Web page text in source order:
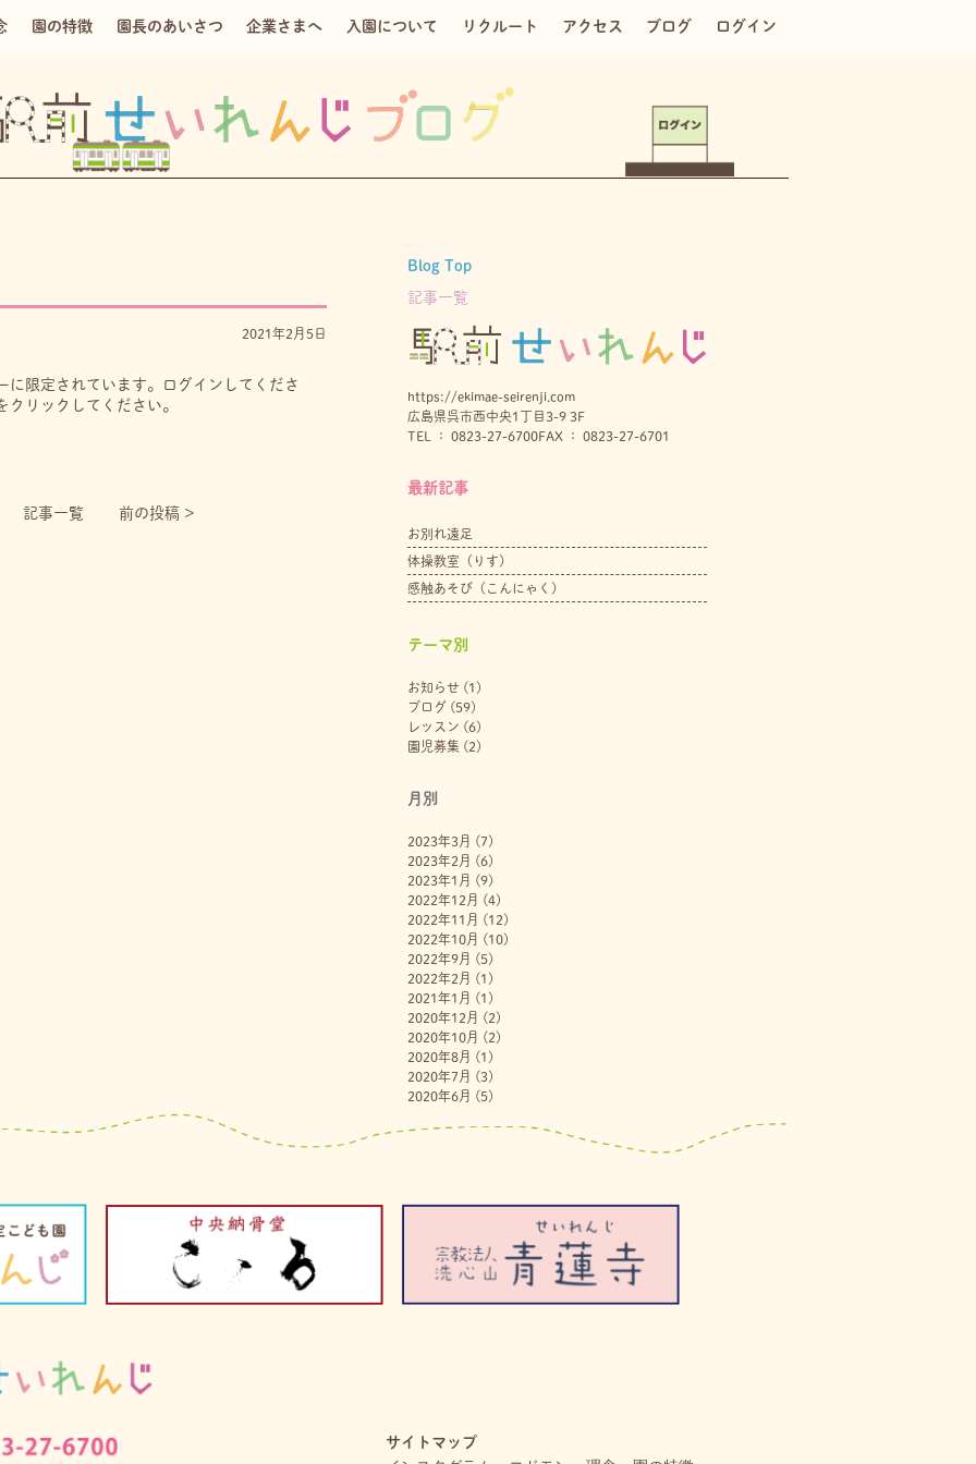
園の特徴 園長のあいさつ 企業さまへ 入園について リクルート アクセス ブログ ログイン
2021年2月5日
に限定されています。ログインしてくださ
クリックしてください。
記事一覧 前の投稿 >
Blog Top
記事一覧
https://ekimae-seirenji.com
広島県呉市西中央1丁目3-9 3F
TEL ： 0823-27-6700FAX ： 0823-27-6701
最新記事
お別れ遠足
体操教室（りす）
感触あそび（こんにゃく）
テーマ別
お知らせ(1)
ブログ(59)
レッスン (6)
園児募集 (2)
月別
2023年3月 (7)
2023年2月 (6)
2023年1月 (9)
2022年12月 (4)
2022年11月 (12)
2022年10月 (10)
2022年9月 (5)
2022年2月 (1)
2021年1月 (1)
2020年12月 (2)
2020年10月 (2)
2020年8月 (1)
2020年7月 (3)
2020年6月 (5)
サイトマップ